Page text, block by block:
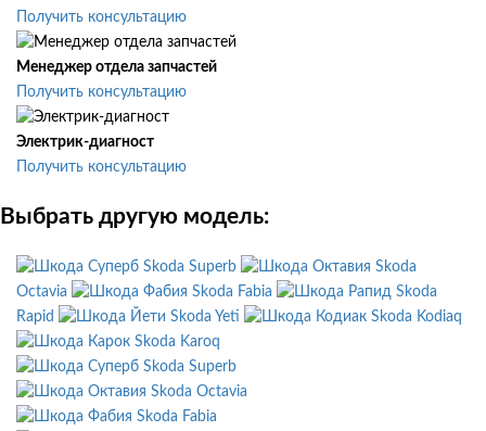
Получить консультацию
Менеджер отдела запчастей
Получить консультацию
Электрик-диагност
Получить консультацию
Выбрать другую модель:
Skoda Superb
Skoda
Octavia
Skoda Fabia
Skoda
Rapid
Skoda Yeti
Skoda Kodiaq
Skoda Karoq
Skoda Superb
Skoda Octavia
Skoda Fabia